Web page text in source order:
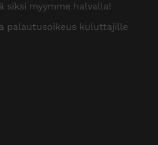
siksi myymme halvalla!
palautusoikeus kuluttajille